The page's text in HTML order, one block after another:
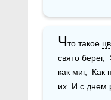
Что такое
свято
как миг,
их. И с днем